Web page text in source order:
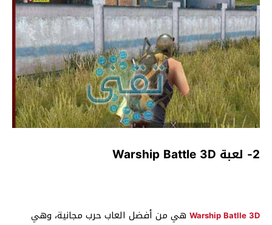
2- لعبة Warship Battle 3D
Warship Batlle 3D هي من أفضل العاب حرب مجانية، وهي